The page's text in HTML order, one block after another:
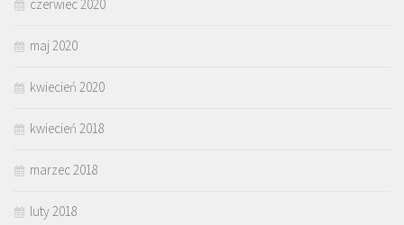
czerwiec 2020
maj 2020
kwiecień 2020
kwiecień 2018
marzec 2018
luty 2018